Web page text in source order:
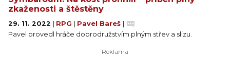
zkaženosti a štěstěny
29. 11. 2022 RPG Pavel Bareš
Pavel provedl hráče dobrodružstvím plným střev a slizu.